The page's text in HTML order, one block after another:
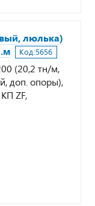
люлька)
Код:5656
(20,2 тн/м,
доп. опоры),
ZF,